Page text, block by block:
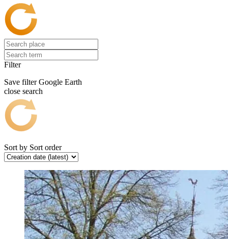
Filter
Save filter Google Earth
close search
Sort by Sort order